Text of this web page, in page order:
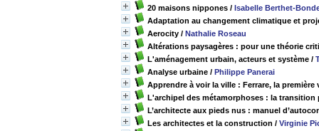
20 maisons nippones / Isabelle Berthet-
Adaptation au changement climatique et
Aerocity / Nathalie Roseau
Altérations paysagères : pour une théorie
L'aménagement urbain, acteurs et système /
Analyse urbaine / Philippe Panerai
Apprendre à voir la ville : Ferrare, la
L'archipel des métamorphoses : la transition
L’architecte aux pieds nus : manuel
Les architectes et la construction / Virginie